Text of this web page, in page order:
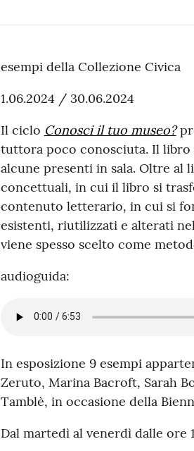
esempi della Collezione Civica
1.06.2024 / 30.06.2024
Il ciclo Conosci il tuo museo?
tuttora poco conosciuta. Il libro
alcune presenti in sala. Oltre
concettuali, in cui il libro si
contenuto letterario, in cui si
esistenti, riutilizzati e alterati
viene spesso scelto come
audioguida:
In esposizione 9 esempi
Zeruto, Marina Bacroft, Sarah
Tamblè, in occasione della
Dal martedì al venerdì dalle ore